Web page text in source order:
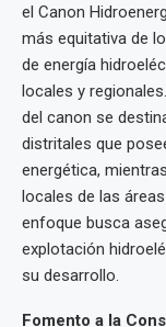
el Canon
más equitativa de
de energía
locales y
del canon se
distritales que
energética,
locales de las
enfoque busca
explotación
su desarrollo.
Fomento a la